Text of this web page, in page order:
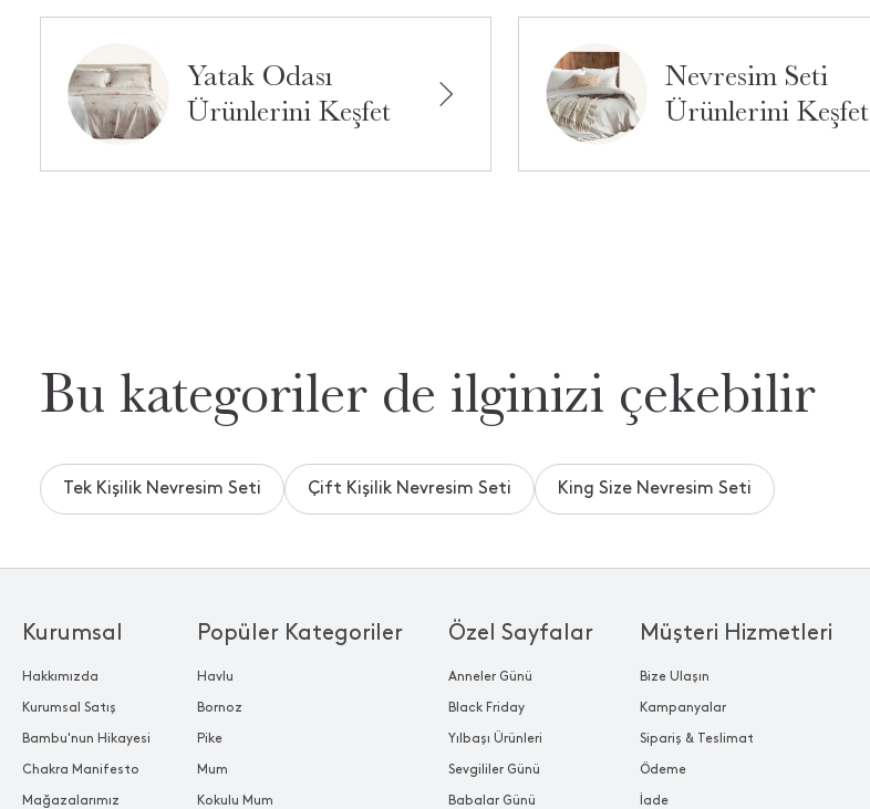
Yatak Odası
Ürünlerini Keşfet
Nevresim Seti
Ürünlerini Keşfet
Bu kategoriler de ilginizi çekebilir
Tek Kişilik Nevresim Seti Çift Kişilik Nevresim Seti King Size Nevresim Seti
Popüler Kategoriler
Havlu
Bornoz
Pike
Mum
Kokulu Mum
Özel Sayfalar
Anneler Günü
Black Friday
Yılbaşı Ürünleri
Sevgililer Günü
Babalar Günü
Kurumsal
Hakkımızda
Kurumsal Satış
Bambu'nun Hikayesi
Chakra Manifesto
Mağazalarımız
Müşteri Hizmetleri
Bize Ulaşın
Kampanyalar
Sipariş & Teslimat
Ödeme
İade